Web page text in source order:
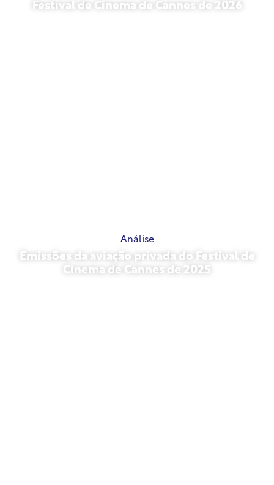
Festival de Cinema de Cannes de 2026
Análise
Emissões da aviação privada do Festival de
Cinema de Cannes de 2025